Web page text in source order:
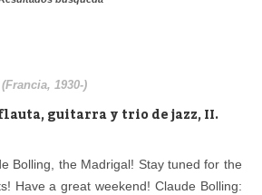
Reproductor
1930-)
guitarra y trio de jazz, II.
Bolling, the Madrigal! Stay tuned for the
Have a great weekend! Claude Bolling: